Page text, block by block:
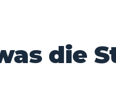
die